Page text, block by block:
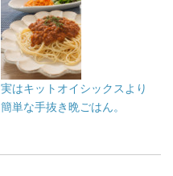
実はキットオイシックスより
簡単な手抜き晩ごはん。